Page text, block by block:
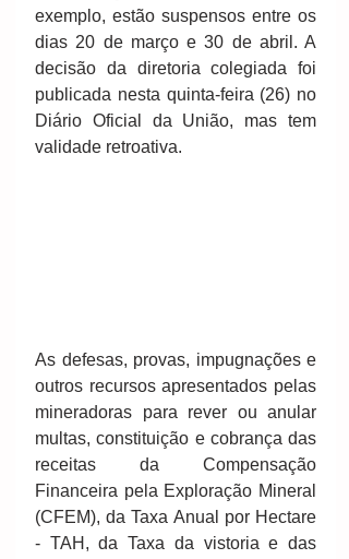
exemplo, estão suspensos entre os
dias 20 de março e 30 de abril. A
decisão da diretoria colegiada foi
publicada nesta quinta-feira (26) no
Diário Oficial da União, mas tem
validade retroativa.
As defesas, provas, impugnações e
outros recursos apresentados pelas
mineradoras para rever ou anular
multas, constituição e cobrança das
receitas da Compensação
Financeira pela Exploração Mineral
(CFEM), da Taxa Anual por Hectare
- TAH, da Taxa da vistoria e das